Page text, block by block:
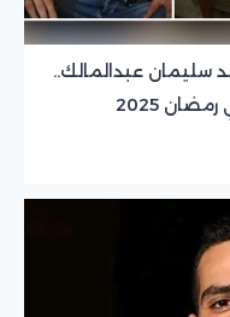
عبدالمالك..
2025